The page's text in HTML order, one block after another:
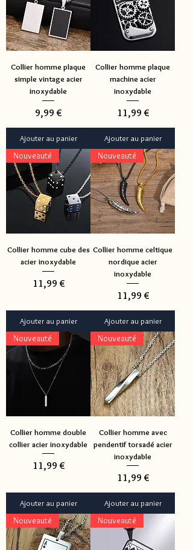
Collier homme plaque
simple vintage acier
inoxydable
Prix
9,99 €
Ajouter au panier
Collier homme plaque
machine acier
inoxydable
Prix
11,99 €
Ajouter au panier
Nouveauté
Collier homme cube des
acier inoxydable
Prix
11,99 €
Ajouter au panier
Nouveauté
Collier homme celtique
nordique acier
inoxydable
Prix
11,99 €
Ajouter au panier
Nouveauté
Collier homme double
collier acier inoxydable
Prix
11,99 €
Ajouter au panier
Nouveauté
Collier homme avec
pendentif torsadé acier
inoxydable
Prix
11,99 €
Ajouter au panier
Nouveauté Nouveauté